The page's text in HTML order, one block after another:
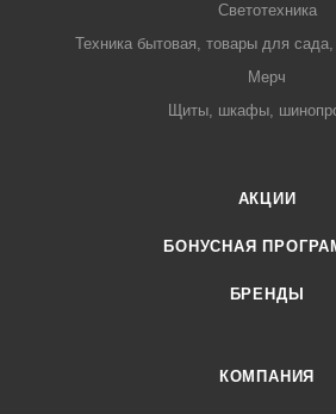
Светотехника
Техника бытовая, товары для
Мерч
Щиты, шкафы,
АКЦИИ
БОНУСНАЯ
БРЕНДЫ
КОМПАНИЯ